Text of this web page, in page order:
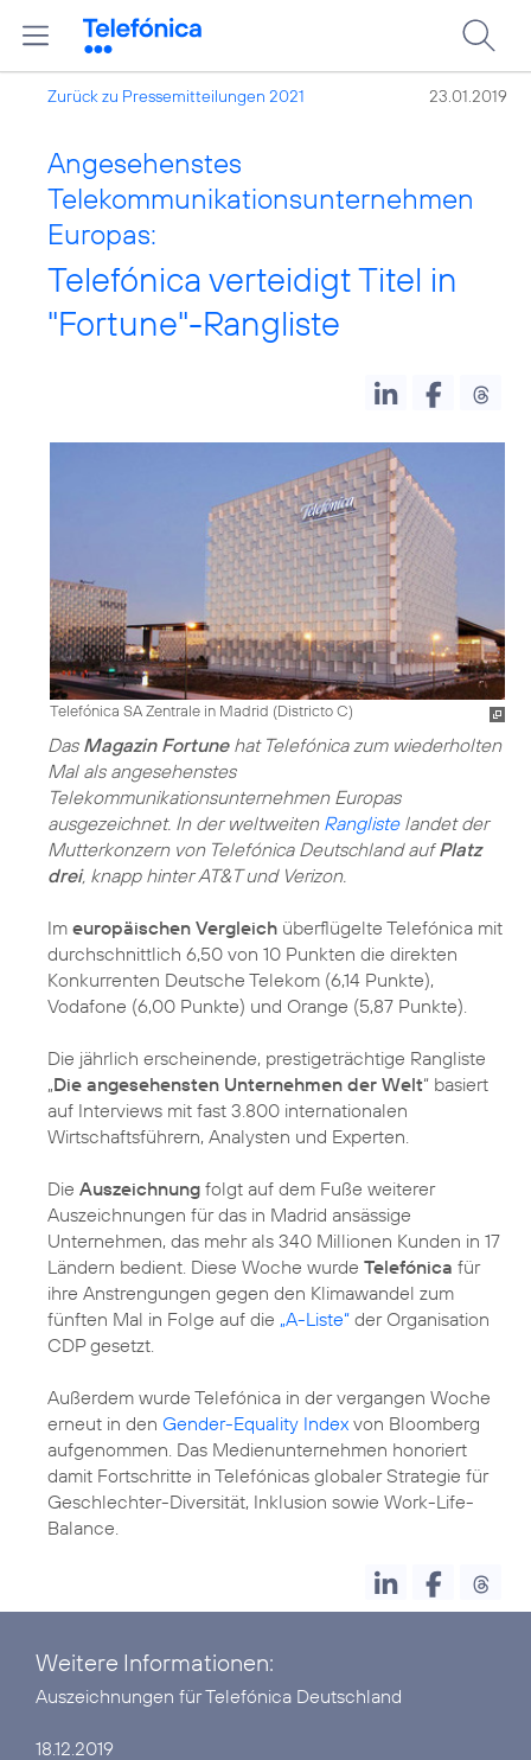
Zurück zu Pressemitteilungen 2021 23.01.2019
Angesehenstes
Telekommunikationsunternehmen
Europas:
Telefónica verteidigt Titel in
"Fortune"-Rangliste
Telefónica SA Zentrale in Madrid (Districto C)
Das Magazin Fortunehat Telefónica zum wiederholten
Mal als angesehenstes
Telekommunikationsunternehmen Europas
ausgezeichnet. In der weltweiten Ranglistelandet der
Mutterkonzern von Telefónica Deutschland aufPlatz
drei, knapp hinter AT&T und Verizon.
Im europäischen Vergleich überflügelte Telefónica mit
durchschnittlich 6,50 von 10 Punkten die direkten
Konkurrenten Deutsche Telekom (6,14 Punkte),
Vodafone (6,00 Punkte) und Orange (5,87 Punkte).
Die jährlich erscheinende, prestigeträchtige Rangliste
„Die angesehensten Unternehmen der Welt“ basiert
auf Interviews mit fast 3.800 internationalen
Wirtschaftsführern, Analysten und Experten.
Die Auszeichnung folgt auf dem Fuße weiterer
Auszeichnungen für das in Madrid ansässige
Unternehmen, das mehr als 340 Millionen Kunden in 17
Ländern bedient. Diese Woche wurde Telefónica für
ihre Anstrengungen gegen den Klimawandel zum
fünften Mal in Folge auf die „A-Liste“ der Organisation
CDP gesetzt.
Außerdem wurde Telefónica in der vergangen Woche
erneut in den Gender-Equality Index von Bloomberg
aufgenommen. Das Medienunternehmen honoriert
damit Fortschritte in Telefónicas globaler Strategie für
Geschlechter-Diversität, Inklusion sowie Work-Life-
Balance.
Weitere Informationen:
Auszeichnungen für Telefónica Deutschland